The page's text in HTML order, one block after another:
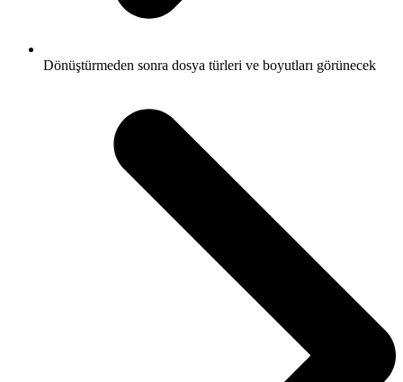
Dönüştürmeden sonra dosya türleri ve boyutları görünecek